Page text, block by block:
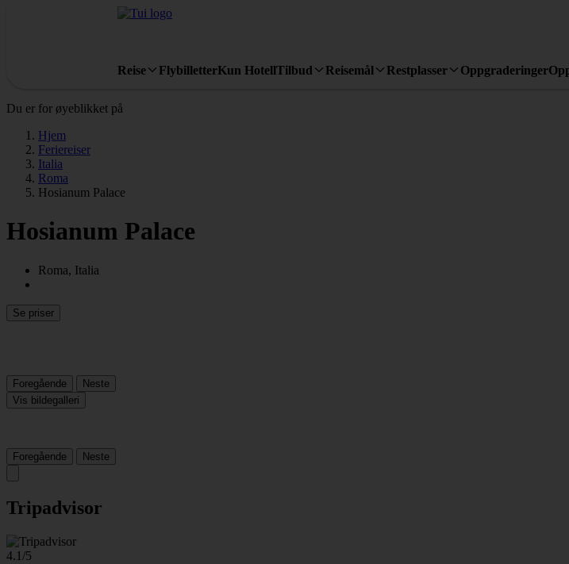
Reise FlybilletterKun HotellTilbud Reisemål Restplasser Oppgraderinger
Du er for øyeblikket på
Hjem
Feriereiser
Italia
Roma
Hosianum Palace
Hosianum Palace
Roma, Italia
Se priser
Foregående
Neste
Vis bildegalleri
Foregående Neste
Tripadvisor
4.1/5